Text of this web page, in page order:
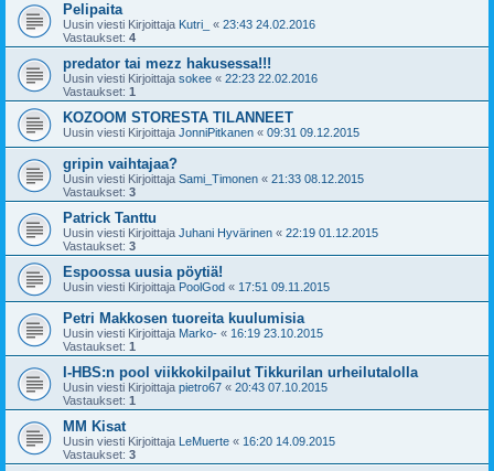
Pelipaita
Uusin viesti Kirjoittaja Kutri_ « 23:43 24.02.2016
Vastaukset: 4
predator tai mezz hakusessa!!!
Uusin viesti Kirjoittaja sokee « 22:23 22.02.2016
Vastaukset: 1
KOZOOM STORESTA TILANNEET
Uusin viesti Kirjoittaja JonniPitkanen « 09:31 09.12.2015
gripin vaihtajaa?
Uusin viesti Kirjoittaja Sami_Timonen « 21:33 08.12.2015
Vastaukset: 3
Patrick Tanttu
Uusin viesti Kirjoittaja Juhani Hyvärinen « 22:19 01.12.2015
Vastaukset: 3
Espoossa uusia pöytiä!
Uusin viesti Kirjoittaja PoolGod « 17:51 09.11.2015
Petri Makkosen tuoreita kuulumisia
Uusin viesti Kirjoittaja Marko- « 16:19 23.10.2015
Vastaukset: 1
I-HBS:n pool viikkokilpailut Tikkurilan urheilutalolla
Uusin viesti Kirjoittaja pietro67 « 20:43 07.10.2015
Vastaukset: 1
MM Kisat
Uusin viesti Kirjoittaja LeMuerte « 16:20 14.09.2015
Vastaukset: 3